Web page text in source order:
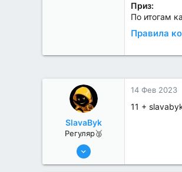
Приз:
По итогам
Правила
SlavaByk
Регуляр🥈
8 Ноя 2022
14 Фев 2023
11 +